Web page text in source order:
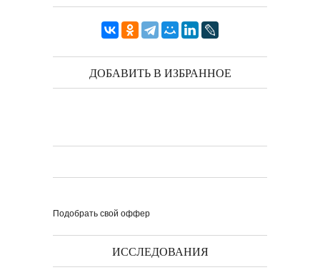
ДОБАВИТЬ В ИЗБРАННОЕ
Подобрать свой оффер
ИССЛЕДОВАНИЯ